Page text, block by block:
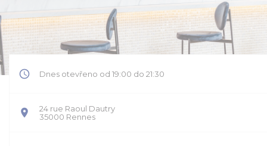
Dnes otevřeno od 19:00 do 21:30
24 rue Raoul Dautry
35000 Rennes((otevře se v novém okně))